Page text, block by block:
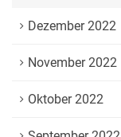
Dezember 2022
November 2022
Oktober 2022